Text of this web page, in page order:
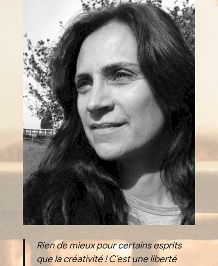
Rien de mieux pour certains esprits
que la créativité ! C’est une liberté